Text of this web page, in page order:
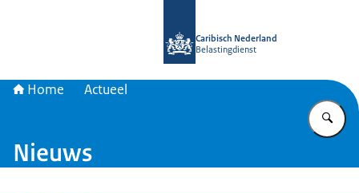
Caribisch Nederland
Belastingdienst
Home Actueel
Nieuws